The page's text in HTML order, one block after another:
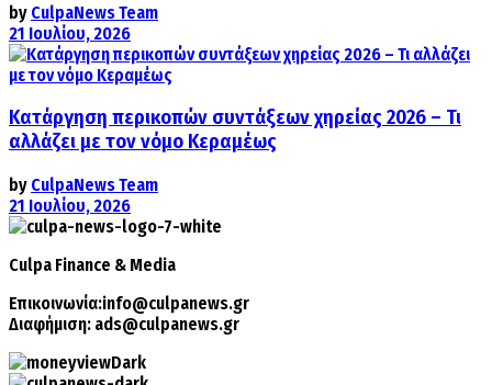
by CulpaNews Team
21 Ιουλίου, 2026
Κατάργηση περικοπών συντάξεων χηρείας 2026 – Τι
αλλάζει με τον νόμο Κεραμέως
by CulpaNews Team
21 Ιουλίου, 2026
Culpa Finance & Media
Επικοινωνία:info@culpanews.gr
Διαφήμιση: ads@culpanews.gr